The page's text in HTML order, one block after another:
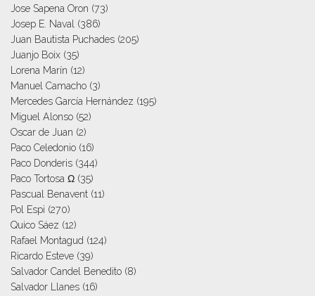
Jose Sapena Oron (73)
Josep E. Naval (386)
Juan Bautista Puchades (205)
Juanjo Boix (35)
Lorena Marín (12)
Manuel Camacho (3)
Mercedes García Hernández (195)
Miguel Alonso (52)
Oscar de Juan (2)
Paco Celedonio (16)
Paco Donderis (344)
Paco Tortosa Ω (35)
Pascual Benavent (11)
Pol Espi (270)
Quico Sáez (12)
Rafael Montagud (124)
Ricardo Esteve (39)
Salvador Candel Benedito (8)
Salvador Llanes (16)